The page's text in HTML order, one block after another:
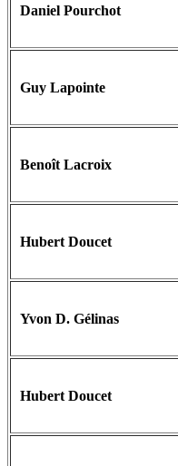
Daniel Pourchot
Guy Lapointe
Benoît Lacroix
Hubert Doucet
Yvon D. Gélinas
Hubert Doucet